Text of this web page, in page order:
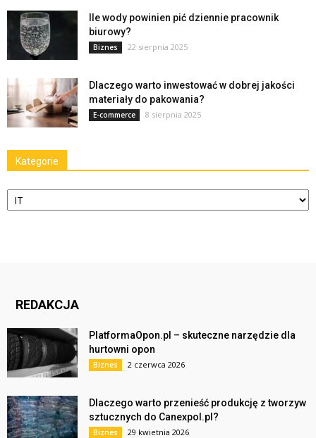
Ile wody powinien pić dziennie pracownik
biurowy?
Biznes 22 sierpnia 2025
Dlaczego warto inwestować w dobrej jakości
materiały do pakowania?
E-commerce 8 sierpnia 2025
Kategorie
Kategorie
REDAKCJA
PlatformaOpon.pl – skuteczne narzędzie dla
hurtowni opon
Biznes 2 czerwca 2026
Dlaczego warto przenieść produkcję z tworzyw
sztucznych do Canexpol.pl?
Biznes 29 kwietnia 2026